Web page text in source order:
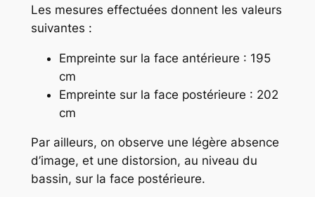
Les mesures effectuées donnent les valeurs
suivantes :
Empreinte sur la face antérieure : 195
cm
Empreinte sur la face postérieure : 202
cm
Par ailleurs, on observe une légère absence
d’image, et une distorsion, au niveau du
bassin, sur la face postérieure.